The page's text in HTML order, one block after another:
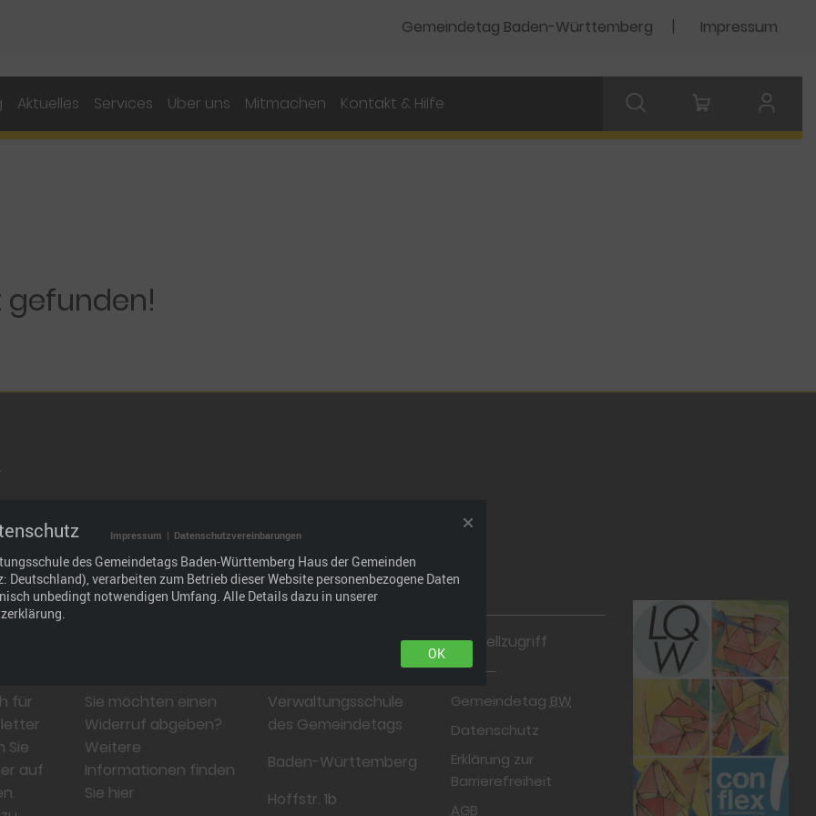
Gemeindetag Baden-Württemberg Impressum
Aktuelles Services Über uns Mitmachen Kontakt & Hilfe
Bildungsangebot, das wir durch den
und Partnern weiterentwickeln: im Interesse der
und wirtschaftlich.
für
Sie
auf
Sie möchten einen
Widerruf abgeben?
Weitere
Informationen finden
Sie hier
Verwaltungsschule
des Gemeindetags
Baden-Württemberg
Hoffstr. 1b
Schnellzugriff
Gemeindetag BW
Datenschutz
Erklärung zur
Barrierefreiheit
AGB
Impressum | Datenschutzvereinbarungen
des Gemeindetags Baden-Württemberg Haus der Gemeinden
Deutschland), verarbeiten zum Betrieb dieser Website personenbezogene Daten
unbedingt notwendigen Umfang. Alle Details dazu in unserer
OK